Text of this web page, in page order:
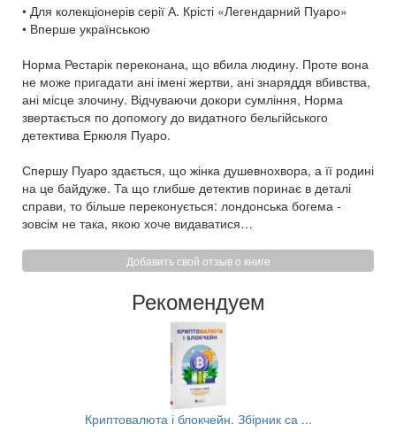
• Для колекціонерів серії А. Крісті «Легендарний Пуаро»
• Вперше українською
Норма Рестарік переконана, що вбила людину. Проте вона
не може пригадати ані імені жертви, ані знаряддя вбивства,
ані місце злочину. Відчуваючи докори сумління, Норма
звертається по допомогу до видатного бельгійського
детектива Еркюля Пуаро.
Спершу Пуаро здається, що жінка душевнохвора, а її родині
на це байдуже. Та що глибше детектив поринає в деталі
справи, то більше переконується: лондонська богема -
зовсім не така, якою хоче видаватися…
Добавить свой отзыв о книге
Рекомендуем
Криптовалюта і блокчейн. Збірник са ...